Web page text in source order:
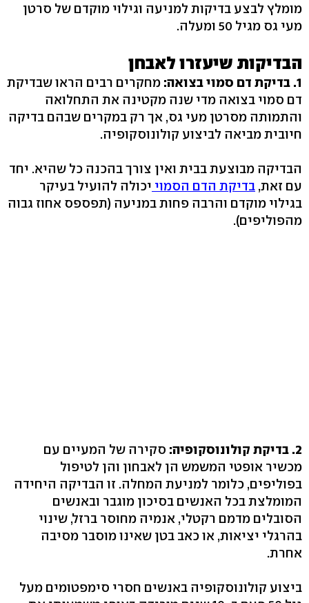
מומלץ לבצע בדיקות למניעה וגילוי מוקדם של סרטן
מעי גס מגיל 50 ומעלה.
הבדיקות שיעזרו לאבחן
1. בדיקת דם סמוי בצואה:
מחקרים רבים הראו שבדיקת
דם סמוי בצואה מדי שנה מקטינה את התחלואה
והתמותה מסרטן מעי גס, אך רק במקרים שבהם בדיקה
חיובית מביאה לביצוע קולונוסקופיה.
הבדיקה מבוצעת בבית ואין צורך בהכנה כל שהיא. יחד
עם זאת, בדיקת הדם הסמוי יכולה להועיל בעיקר
בגילוי מוקדם והרבה פחות במניעה (תפספס אחוז גבוה
מהפוליפים).
2. בדיקת קולונוסקופיה:
סקירה של המעיים עם
מכשיר אופטי המשמש הן לאבחון והן לטיפול
בפוליפים, כלומר למניעת המחלה. זו הבדיקה היחידה
המומלצת בכל האנשים בסיכון מוגבר ובאנשים
הסובלים מדמם רקטלי, אנמיה מחוסר ברזל, שינוי
בהרגלי יציאות, או כאב בטן שאינו מוסבר מסיבה
אחרת.
ביצוע קולונוסקופיה באנשים חסרי סימפטומים מעל